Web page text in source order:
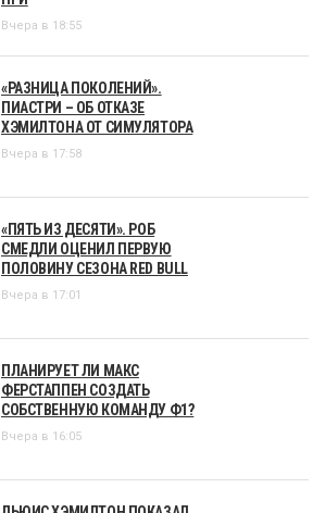
Вчера в 18:55
«РАЗНИЦА ПОКОЛЕНИЙ».
ПИАСТРИ – ОБ ОТКАЗЕ
ХЭМИЛТОНА ОТ СИМУЛЯТОРА
Вчера в 17:58
«ПЯТЬ ИЗ ДЕСЯТИ». РОБ
СМЕДЛИ ОЦЕНИЛ ПЕРВУЮ
ПОЛОВИНУ СЕЗОНА RED BULL
Вчера в 17:01
ПЛАНИРУЕТ ЛИ МАКС
ФЕРСТАППЕН СОЗДАТЬ
СОБСТВЕННУЮ КОМАНДУ Ф1?
Вчера в 16:05